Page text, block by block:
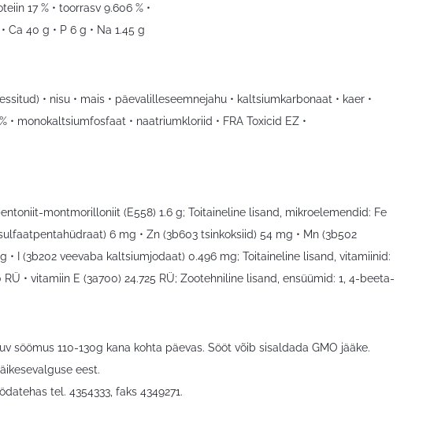
17 % • toorrasv 9.606 % •
Ca 40 g • P 6 g • Na 1.45 g
• nisu • mais • päevalilleseemnejahu • kaltsiumkarbonaat • kaer •
• monokaltsiumfosfaat • naatriumkloriid • FRA Toxicid EZ •
montmorilloniit (E558) 1.6 g; Toitaineline lisand, mikroelemendid: Fe
6 mg • Zn (3b603 tsinkoksiid) 54 mg • Mn (3b502
• I (3b202 veevaba kaltsiumjodaat) 0.496 mg; Toitaineline lisand, vitamiinid:
• vitamiin E (3a700) 24.725 RÜ; Zootehniline lisand, ensüümid: 1, 4-beeta-
söömus 110-130g kana kohta päevas. Sööt võib sisaldada GMO jääke.
eest.
tel. 4354333, faks 4349271.